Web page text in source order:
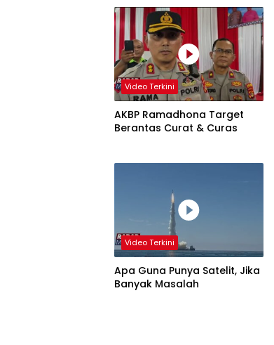
Video Terkini
AKBP Ramadhona Target
Berantas Curat & Curas
Video Terkini
Apa Guna Punya Satelit, Jika
Banyak Masalah